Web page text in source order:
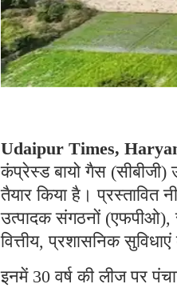
Udaipur Times,
कंप्रेस्ड बायो गैस (सीबीजी)
तैयार किया है। प्रस्तावित
उत्पादक संगठनों (एफपीओ),
वित्तीय, प्रशासनिक
इनमें 30 वर्ष की लीज पर